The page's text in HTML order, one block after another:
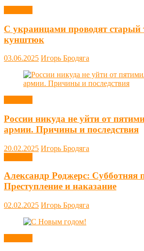
С украинцами проводят старый
кунштюк
03.06.2025 Игорь Бродяга
России никуда не уйти от
армии. Причины и последствия
20.02.2025 Игорь Бродяга
Александр Роджерс: Субботняя
Преступление и наказание
02.02.2025 Игорь Бродяга